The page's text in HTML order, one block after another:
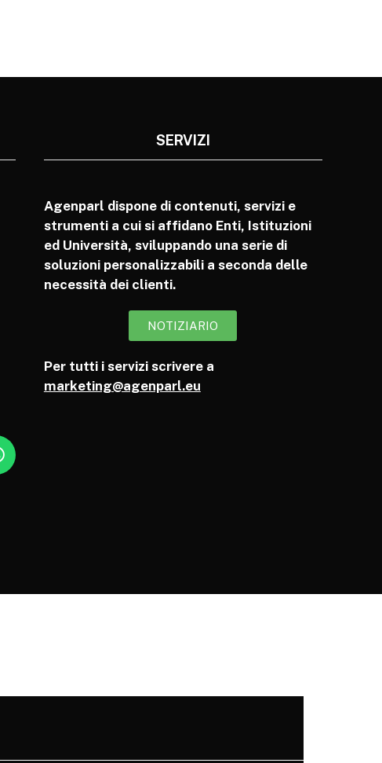
SERVIZI
Agenparl dispone di contenuti, servizi e
strumenti a cui si affidano Enti, Istituzioni
ed Università, sviluppando una serie di
soluzioni personalizzabili a seconda delle
necessità dei clienti.
NOTIZIARIO
Per tutti i servizi scrivere a
marketing@agenparl.eu